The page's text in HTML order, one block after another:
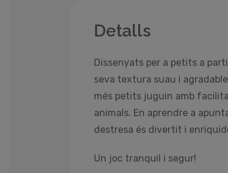
Detalls
Dissenyats per a petits a
seva textura suau i
més petits juguin amb
animals. En aprendre a
destresa és divertit i
Un joc tranquil i segur!